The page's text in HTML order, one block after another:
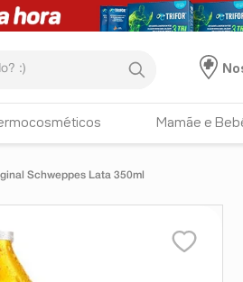
Mamãe e
Schweppes Lata 350ml